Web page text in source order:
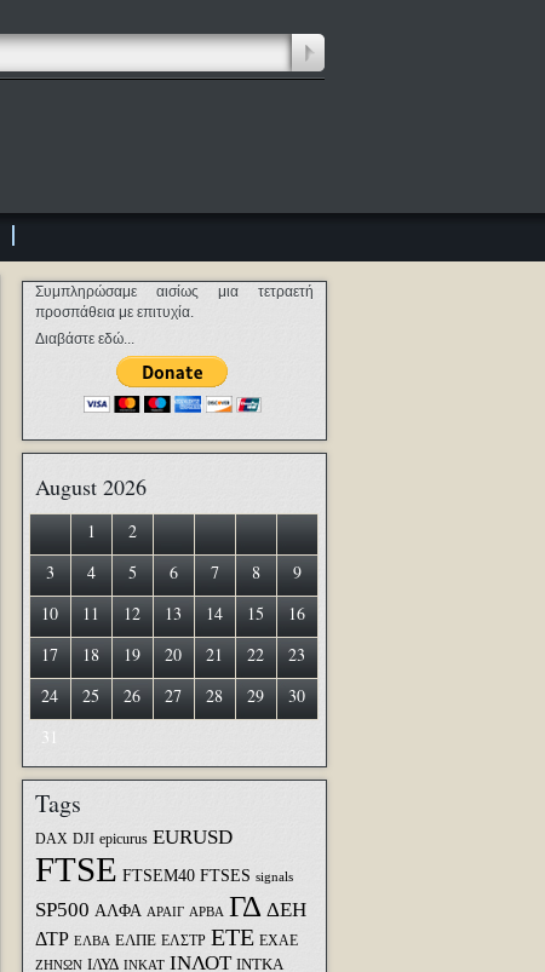
Συμπληρώσαμε αισίως μια τετραετή
προσπάθεια με επιτυχία.
Διαβάστε εδώ...
August 2026
1
2
3
4 5 6 7 8
9
10
11 12 13 14 15
16
17
18 19 20 21 22
23
24
25 26 27 28 29
30
31
Tags
DAX DJI epicurus EURUSD
FTSE FTSEM40 FTSES signals
SP500 ΑΛΦΑ ΑΡΑΙΓ ΑΡΒΑ ΓΔ ΔΕΗ
ΔΤΡ ΕΛΒΑ ΕΛΠΕ ΕΛΣΤΡ ΕΤΕ ΕΧΑΕ
ΖΗΝΩΝ ΙΛΥΔ ΙΝΚΑΤ ΙΝΛΟΤ ΙΝΤΚΑ